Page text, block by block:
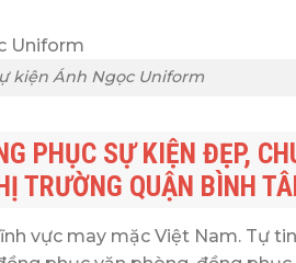
kiện Ánh Ngọc Uniform
PHỤC SỰ KIỆN ĐẸP,
TRƯỜNG QUẬN BÌNH
vực may mặc Việt Nam. Tự